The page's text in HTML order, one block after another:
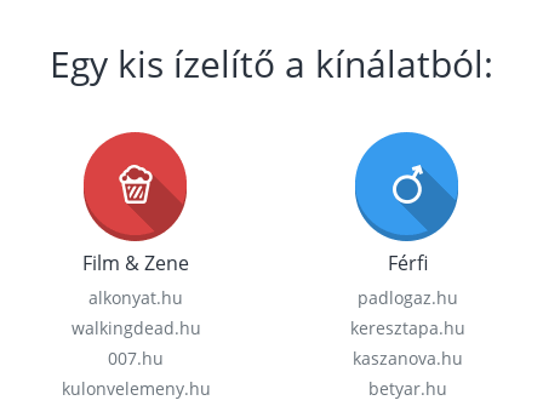
Egy kis ízelítő a kínálatból:
Film & Zene
alkonyat.hu
walkingdead.hu
007.hu
kulonvelemeny.hu
Férfi
padlogaz.hu
keresztapa.hu
kaszanova.hu
betyar.hu